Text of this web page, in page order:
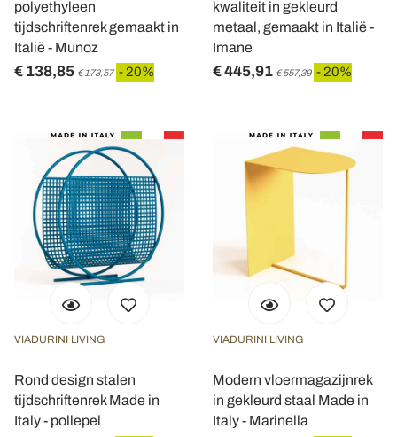
polyethyleen
tijdschriftenrek gemaakt in
Italië - Munoz
€ 138,85 € 173,57 - 20%
kwaliteit in gekleurd
metaal, gemaakt in Italië -
Imane
€ 445,91 € 557,39 - 20%
VIADURINI LIVING
Rond design stalen
tijdschriftenrek Made in
Italy - pollepel
VIADURINI LIVING
Modern vloermagazijnrek
in gekleurd staal Made in
Italy - Marinella